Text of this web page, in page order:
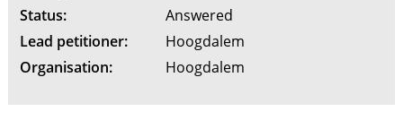
Status:
Answered
Lead petitioner:
Hoogdalem
Organisation:
Hoogdalem